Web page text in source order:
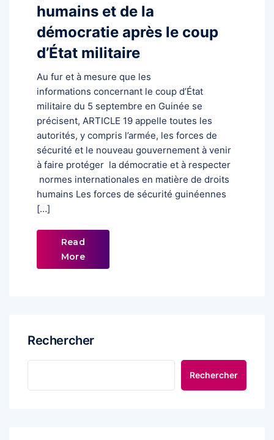
humains et de la
démocratie après le coup
d’État militaire
Au fur et à mesure que les
informations concernant le coup d’État
militaire du 5 septembre en Guinée se
précisent, ARTICLE 19 appelle toutes les
autorités, y compris l’armée, les forces de
sécurité et le nouveau gouvernement à venir
à faire protéger la démocratie et à respecter
normes internationales en matière de droits
humains Les forces de sécurité guinéennes
[…]
Read
More
Rechercher
Rechercher